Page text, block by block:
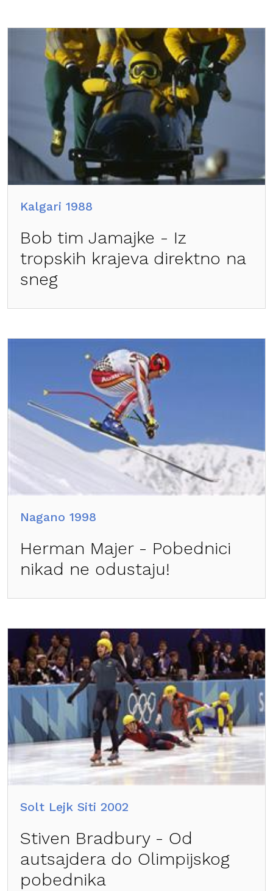
Kalgari 1988
Bob tim Jamajke - Iz
tropskih krajeva direktno na
sneg
Nagano 1998
Herman Majer - Pobednici
nikad ne odustaju!
Solt Lejk Siti 2002
Stiven Bradbury - Od
autsajdera do Olimpijskog
pobednika